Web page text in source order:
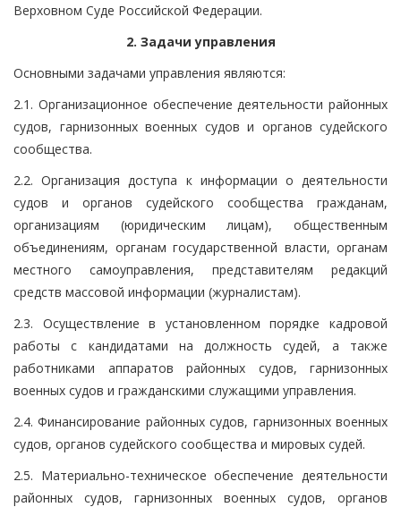
Верховном Суде Российской Федерации.
2. Задачи управления
Основными задачами управления являются:
2.1. Организационное обеспечение деятельности районных
судов, гарнизонных военных судов и органов судейского
сообщества.
2.2. Организация доступа к информации о деятельности
судов и органов судейского сообщества гражданам,
организациям (юридическим лицам), общественным
объединениям, органам государственной власти, органам
местного самоуправления, представителям редакций
средств массовой информации (журналистам).
2.3. Осуществление в установленном порядке кадровой
работы с кандидатами на должность судей, а также
работниками аппаратов районных судов, гарнизонных
военных судов и гражданскими служащими управления.
2.4. Финансирование районных судов, гарнизонных военных
судов, органов судейского сообщества и мировых судей.
2.5. Материально-техническое обеспечение деятельности
районных судов, гарнизонных военных судов, органов